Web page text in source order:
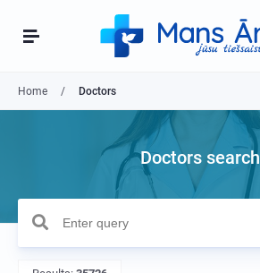
Home Doctors
Doctors search